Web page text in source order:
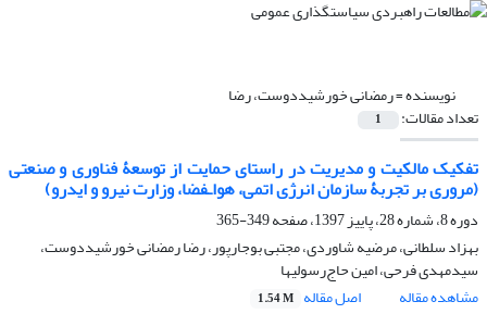
نویسنده =رمضانی خورشیددوست، رضا
تعداد مقالات: 1
تفکیک مالکیت و مدیریت در راستای حمایت از توسعۀ فناوری و صنعتی
(مروری بر تجربۀ سازمان انرژی اتمی، هواـفضا، وزارت نیرو و ایدرو)
دوره 8، شماره 28، پاییز 1397، صفحه
349-365
بهزاد سلطانی، مرضیه شاوردی، مجتبی بوجارپور، رضا رمضانی خورشیددوست،
سیدمهدی فرحی، امین حاج‌رسولیها
مشاهده مقاله
اصل مقاله 1.54 M